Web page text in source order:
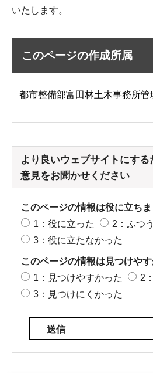
いたします。
このページの作成所属
都市整備部富田林土木事務所管
より良いウェブサイトにす
意見をお聞かせください
このページの情報は役に立ち
1：役に立った
2：ふつう
3：役に立たなかった
このページの情報は見つけや
1：見つけやすかった
2
3：見つけにくかった